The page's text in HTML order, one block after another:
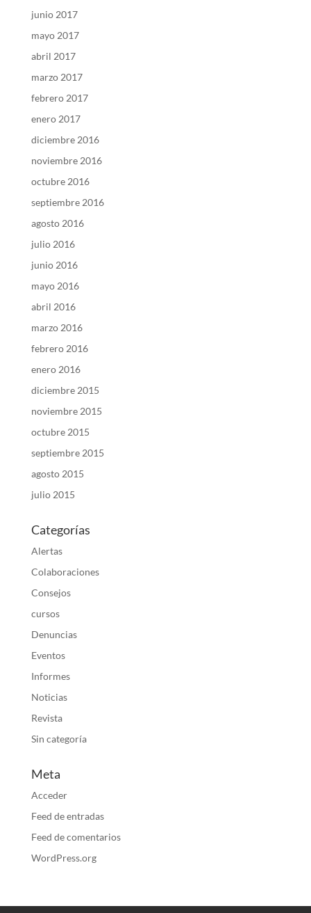
junio 2017
mayo 2017
abril 2017
marzo 2017
febrero 2017
enero 2017
diciembre 2016
noviembre 2016
octubre 2016
septiembre 2016
agosto 2016
julio 2016
junio 2016
mayo 2016
abril 2016
marzo 2016
febrero 2016
enero 2016
diciembre 2015
noviembre 2015
octubre 2015
septiembre 2015
agosto 2015
julio 2015
Categorías
Alertas
Colaboraciones
Consejos
cursos
Denuncias
Eventos
Informes
Noticias
Revista
Sin categoría
Meta
Acceder
Feed de entradas
Feed de comentarios
WordPress.org